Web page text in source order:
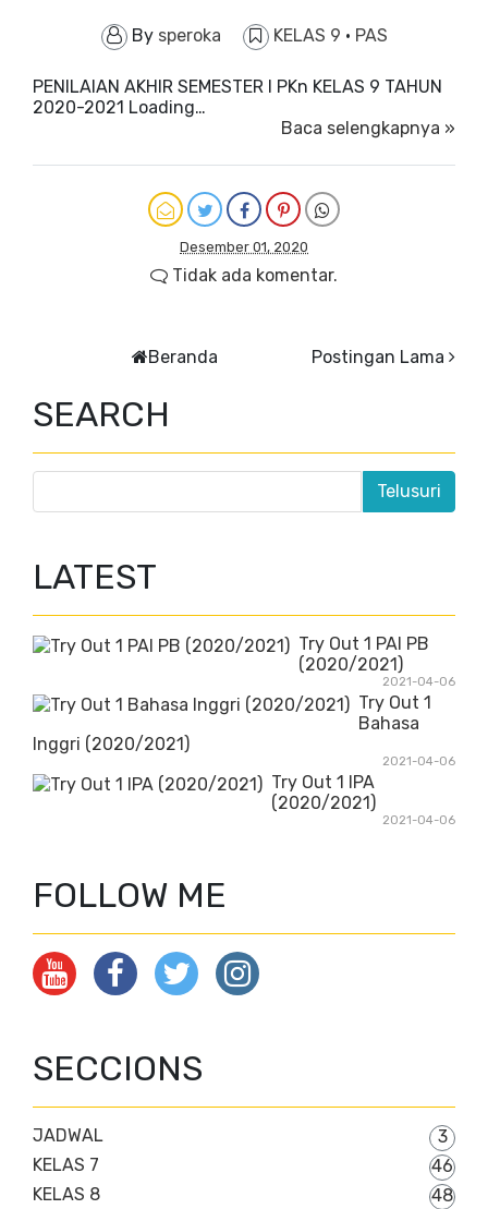
By speroka KELAS 9 · PAS
PENILAIAN AKHIR SEMESTER I PKn KELAS 9 TAHUN
2020-2021 Loading…
Baca selengkapnya »
Desember 01, 2020
Tidak ada komentar.
Postingan Lama
Beranda
SEARCH
LATEST
Try Out 1 PAI PB
(2020/2021)
2021-04-06
Try Out 1
Bahasa
Inggri (2020/2021)
2021-04-06
Try Out 1 IPA
(2020/2021)
2021-04-06
FOLLOW ME
SECCIONS
JADWAL
3
KELAS 7
46
KELAS 8
48